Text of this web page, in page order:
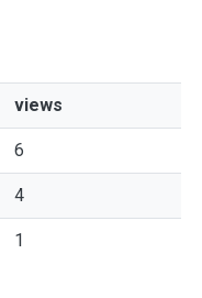
views
6
4
1